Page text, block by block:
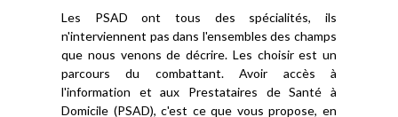
Les PSAD ont tous des spécialités, ils
n'interviennent pas dans l'ensembles des champs
que nous venons de décrire. Les choisir est un
parcours du combattant. Avoir accès à
l'information et aux Prestataires de Santé à
Domicile (PSAD), c'est ce que vous propose, en